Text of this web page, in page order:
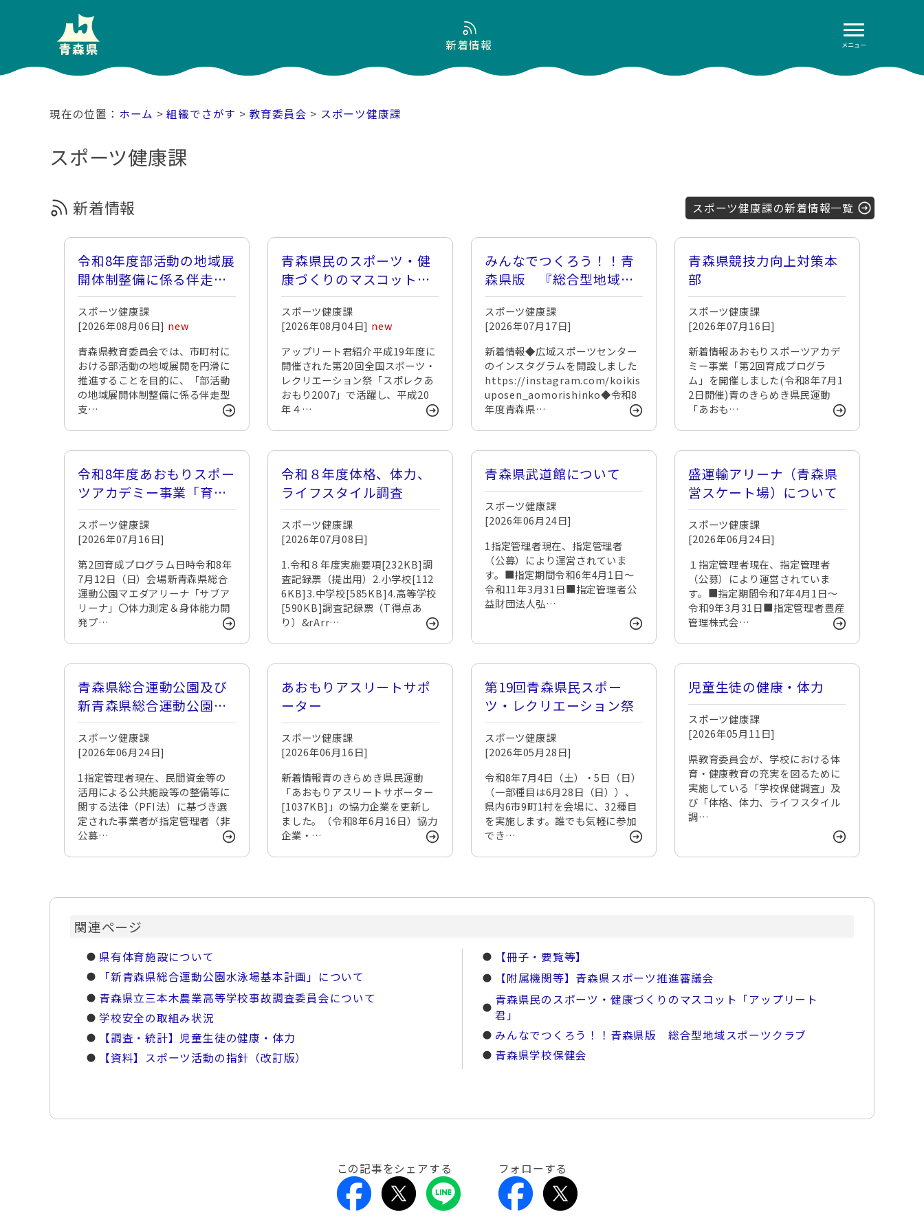
メニュー
新着情報
ホーム >組織でさがす > 教育委員会 > スポーツ健康課
スポーツ健康課
新着情報 スポーツ健康課の新着情報一覧
令和8年度部活動の地域展
開体制整備に係る伴走型
支援業務の企画提案競技
参加者を募集します
スポーツ健康課
[2026年08月06日] new
青森県教育委員会では、市町村に
おける部活動の地域展開を円滑に
推進することを目的に、「部活動
の地域展開体制整備に係る伴走型
支…
青森県民のスポーツ・健
康づくりのマスコット
『アップリート君』
スポーツ健康課
[2026年08月04日] new
アップリート君紹介平成19年度に
開催された第20回全国スポーツ・
レクリエーション祭「スポレクあ
おもり2007」で活躍し、平成20
年４…
みんなでつくろう！！青
森県版 『総合型地域ス
ポーツクラブ』
スポーツ健康課
[2026年07月17日]
新着情報◆広域スポーツセンター
のインスタグラムを開設しました
https://instagram.com/koikis
uposen_aomorishinko◆令和8
年度青森県…
青森県競技力向上対策本
部
スポーツ健康課
[2026年07月16日]
新着情報あおもりスポーツアカデ
ミー事業「第2回育成プログラ
ム」を開催しました(令和8年7月1
2日開催)青のきらめき県民運動
「あおも…
令和8年度あおもりスポー
ツアカデミー事業「育成
プログラム」
スポーツ健康課
[2026年07月16日]
第2回育成プログラム日時令和8年
7月12日（日）会場新青森県総合
運動公園マエダアリーナ「サブア
リーナ」〇体力測定＆身体能力開
発プ…
令和８年度体格、体力、
ライフスタイル調査
スポーツ健康課
[2026年07月08日]
1.令和８年度実施要項[232KB]調
査記録票（提出用）2.小学校[112
6KB]3.中学校[585KB]4.高等学校
[590KB]調査記録票（T得点あ
り）&rArr…
青森県武道館について
スポーツ健康課
[2026年06月24日]
1指定管理者現在、指定管理者
（公募）により運営されていま
す。■指定期間令和6年4月1日～
令和11年3月31日■指定管理者公
益財団法人弘…
盛運輸アリーナ（青森県
営スケート場）について
スポーツ健康課
[2026年06月24日]
１指定管理者現在、指定管理者
（公募）により運営されていま
す。■指定期間令和7年4月1日～
令和9年3月31日■指定管理者豊産
管理株式会…
青森県総合運動公園及び
新青森県総合運動公園に
ついて
スポーツ健康課
[2026年06月24日]
1指定管理者現在、民間資金等の
活用による公共施設等の整備等に
関する法律（PFI法）に基づき選
定された事業者が指定管理者（非
公募…
あおもりアスリートサポ
ーター
スポーツ健康課
[2026年06月16日]
新着情報青のきらめき県民運動
「あおもりアスリートサポーター
[1037KB]」の協力企業を更新し
ました。（令和8年6月16日）協力
企業・…
第19回青森県民スポー
ツ・レクリエーション祭
スポーツ健康課
[2026年05月28日]
令和8年7月4日（土）・5日（日）
（一部種目は6月28日（日））、
県内6市9町1村を会場に、32種目
を実施します。誰でも気軽に参加
でき…
児童生徒の健康・体力
スポーツ健康課
[2026年05月11日]
県教育委員会が、学校における体
育・健康教育の充実を図るために
実施している「学校保健調査」及
び「体格、体力、ライフスタイル
調…
関連ページ
県有体育施設について
「新青森県総合運動公園水泳場基本計画」について
青森県立三本木農業高等学校事故調査委員会について
学校安全の取組み状況
【調査・統計】児童生徒の健康・体力
【資料】スポーツ活動の指針（改訂版）
【冊子・要覧等】
【附属機関等】青森県スポーツ推進審議会
青森県民のスポーツ・健康づくりのマスコット「アップリート
君」
みんなでつくろう！！青森県版 総合型地域スポーツクラブ
青森県学校保健会
この記事をシェアする フォローする